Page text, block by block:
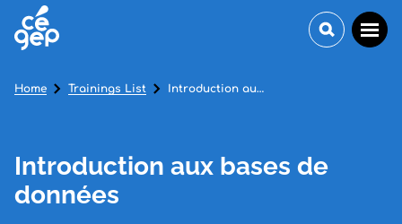
Introduction aux bases de
données
Home Trainings List Introduction aux bases de données